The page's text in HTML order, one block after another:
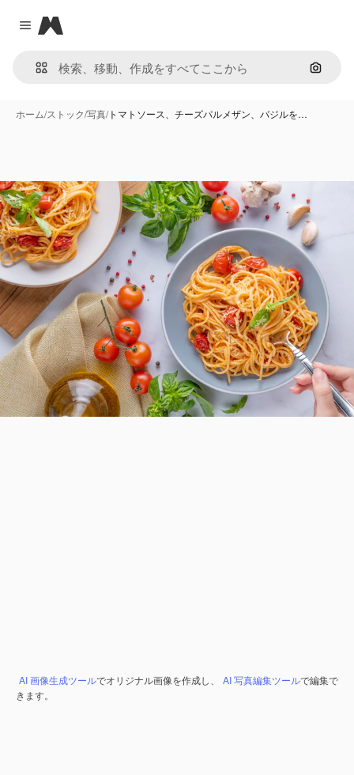
Close menu
Magnific
画像で
ホーム/ストック/写真/トマトソース、チーズパルメザン、バジルを…
AI 画像生成ツールでオリジナル画像を作成し、 AI 写真編集ツールで編集で
きます。